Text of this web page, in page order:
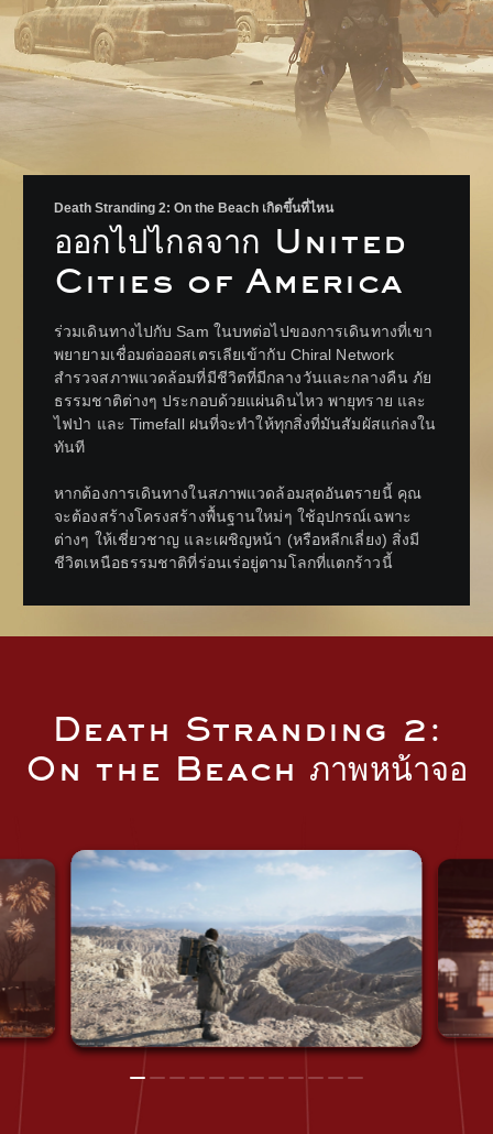
Death Stranding 2: On the Beach เกิดขึ้นที่ไหน
ออกไปไกลจาก United
Cities of America
ร่วมเดินทางไปกับ Sam ในบทต่อไปของการเดินทางที่เขา
พยายามเชื่อมต่อออสเตรเลียเข้ากับ Chiral Network
สำรวจสภาพแวดล้อมที่มีชีวิตที่มีกลางวันและกลางคืน ภัย
ธรรมชาติต่างๆ ประกอบด้วยแผ่นดินไหว พายุทราย และ
ไฟป่า และ Timefall ฝนที่จะทำให้ทุกสิ่งที่มันสัมผัสแก่ลงใน
ทันที
หากต้องการเดินทางในสภาพแวดล้อมสุดอันตรายนี้ คุณ
จะต้องสร้างโครงสร้างพื้นฐานใหม่ๆ ใช้อุปกรณ์เฉพาะ
ต่างๆ ให้เชี่ยวชาญ และเผชิญหน้า (หรือหลีกเลี่ยง) สิ่งมี
ชีวิตเหนือธรรมชาติที่ร่อนเร่อยู่ตามโลกที่แตกร้าวนี้
Death Stranding 2:
On the Beach ภาพหน้าจอ